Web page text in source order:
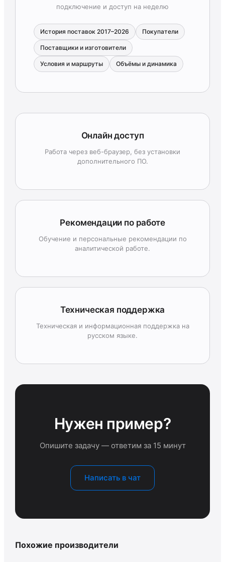
подключение и доступ на неделю
История поставок 2017–2026 Покупатели
Поставщики и изготовители
Условия и маршруты Объёмы и динамика
Онлайн доступ
Работа через веб-браузер, без установки
дополнительного ПО.
Рекомендации по работе
Обучение и персональные рекомендации по
аналитической работе.
Техническая поддержка
Техническая и информационная поддержка на
русском языке.
Нужен пример?
Опишите задачу — ответим за 15 минут
Написать в чат
Похожие производители